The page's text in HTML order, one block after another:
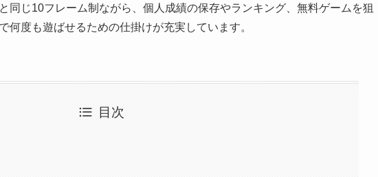
同じ10フレーム制ながら、個人成績の保存やランキング、無料ゲームを狙
何度も遊ばせるための仕掛けが充実しています。
目次